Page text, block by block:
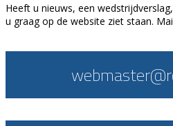
Heeft u nieuws, een
u graag op de website ziet staan.